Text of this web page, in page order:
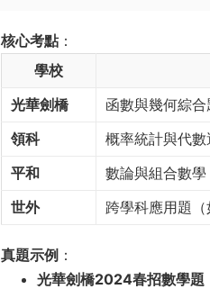
核心考點 ：
學校
光華劍橋
函數與幾何綜合
領科
概率統計與代數
平和
數論與組合數學
世外
跨學科應用題（
真題示例 ：
光華劍橋2024春招數學題